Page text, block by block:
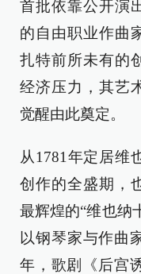
首批依靠公开演
的自由职业作曲
扎特前所未有的
经济压力，其艺
觉醒由此奠定。
从1781年定居维
创作的全盛期，
最辉煌的“维也纳
以钢琴家与作曲
年，歌剧《后宫